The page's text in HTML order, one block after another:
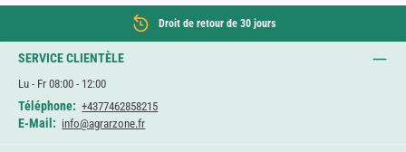
Droit de retour de 30 jours
SERVICE CLIENTÈLE
Lu - Fr 08:00 - 12:00
Téléphone: +4377462858215
E-Mail: info@agrarzone.fr